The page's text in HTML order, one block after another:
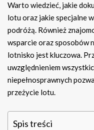
Warto wiedzieć, jakie
lotu oraz jakie specjalne
podróżą. Również
wsparcie oraz sposobów
lotnisko jest kluczowa.
uwzględnieniem
niepełnosprawnych
przeżycie lotu.
Spis treści